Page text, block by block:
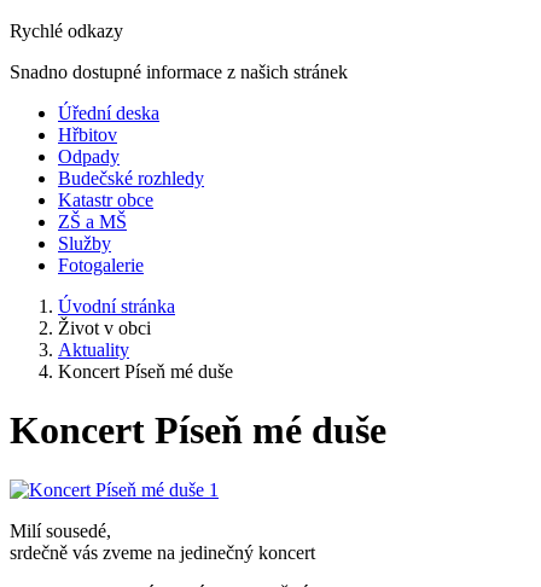
Rychlé odkazy
Snadno dostupné informace z našich stránek
Úřední deska
Hřbitov
Odpady
Budečské rozhledy
Katastr obce
ZŠ a MŠ
Služby
Fotogalerie
Úvodní stránka
Život v obci
Aktuality
Koncert Píseň mé duše
Koncert Píseň mé duše
Milí sousedé,
srdečně vás zveme na jedinečný koncert